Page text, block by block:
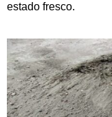
estado fresco.